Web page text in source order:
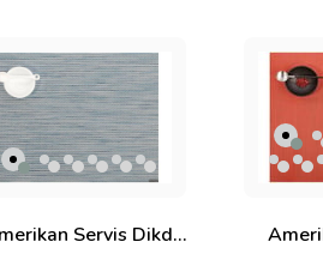
Amerikan Servis Dikdörtgen Illusion